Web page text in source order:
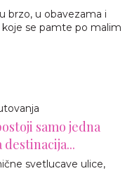
brzo, u obavezama i
se pamte po malim
samo jedna
svetlucave ulice,